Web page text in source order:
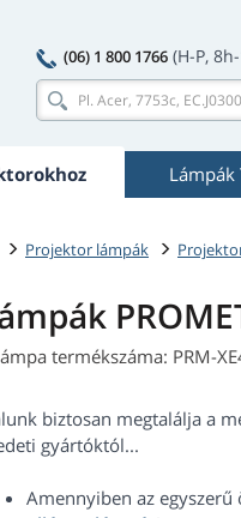
(06) 1 800 1766 (H-P,
Lámpák
Projektor lámpák
termékszáma: PRM-
biztosan megtalálja a
gyártóktól...
Amennyiben az